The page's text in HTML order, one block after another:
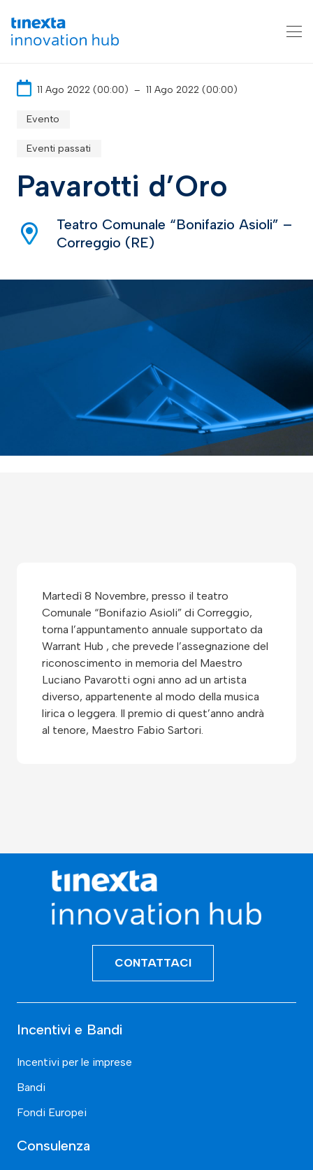
11 Ago 2022 (00:00) – 11 Ago 2022 (00:00)
Evento
Eventi passati
Pavarotti d’Oro
Teatro Comunale “Bonifazio Asioli” –
Correggio (RE)
Martedì 8 Novembre, presso il teatro
Comunale “Bonifazio Asioli” di Correggio,
torna l’appuntamento annuale supportato da
Warrant Hub , che prevede l’assegnazione del
riconoscimento in memoria del Maestro
Luciano Pavarotti ogni anno ad un artista
diverso, appartenente al modo della musica
lirica o leggera. Il premio di quest’anno andrà
al tenore, Maestro Fabio Sartori.
CONTATTACI
Incentivi e Bandi
Incentivi per le imprese
Bandi
Fondi Europei
Consulenza